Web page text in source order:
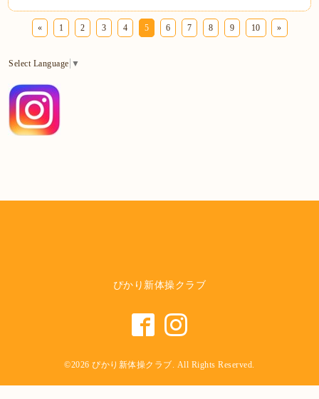
« 1 2 3 4 5 6 7 8 9 10 »
Select Language ▼
ぴかり新体操クラブ
©2026ぴかり新体操クラブ. All Rights Reserved.